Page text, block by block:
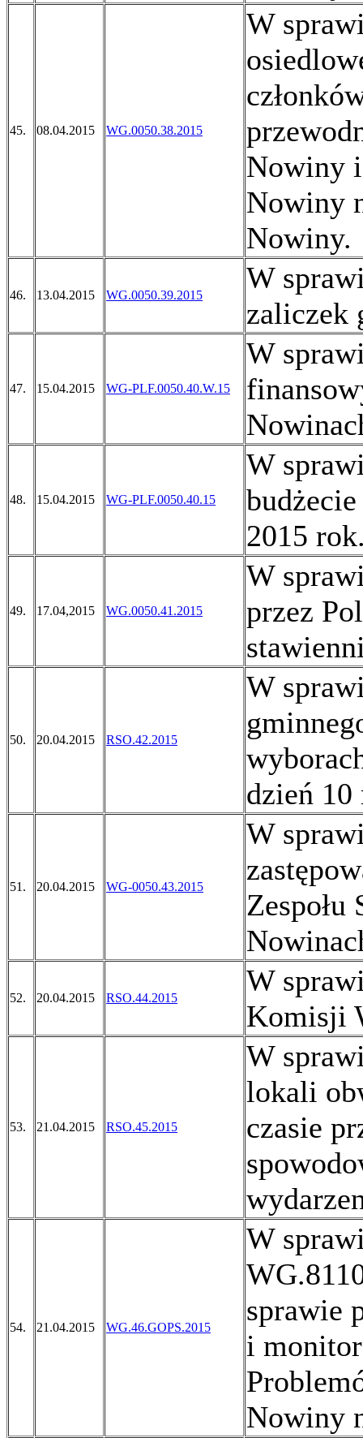
45. 08.04.2015 WG.0050.38.2015
W
Nowiny i
Nowiny
Nowiny.
46. 13.04.2015 WG.0050.39.2015
W
zaliczek
47. 15.04.2015 WG-PLF.0050.40.W.15
W
48. 15.04.2015 WG-PLF.0050.40.15
W
2015
49. 17.04,2015 WG.0050.41.2015
W
przez
50. 20.04.2015 RSO.42.2015
W
dzień 10
51. 20.04.2015 WG-0050.43.2015
W
Zespołu
52. 20.04.2015 RSO.44.2015
W
Komisji
53. 21.04.2015 RSO.45.2015
W
lokali
czasie
54. 21.04.2015 WG.46.GOPS.2015
W
sprawie
i
Nowiny